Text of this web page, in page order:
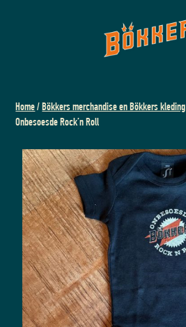
Home/Bökkers merchandise en Bökkers kleding
Onbesoesde Rock’n Roll